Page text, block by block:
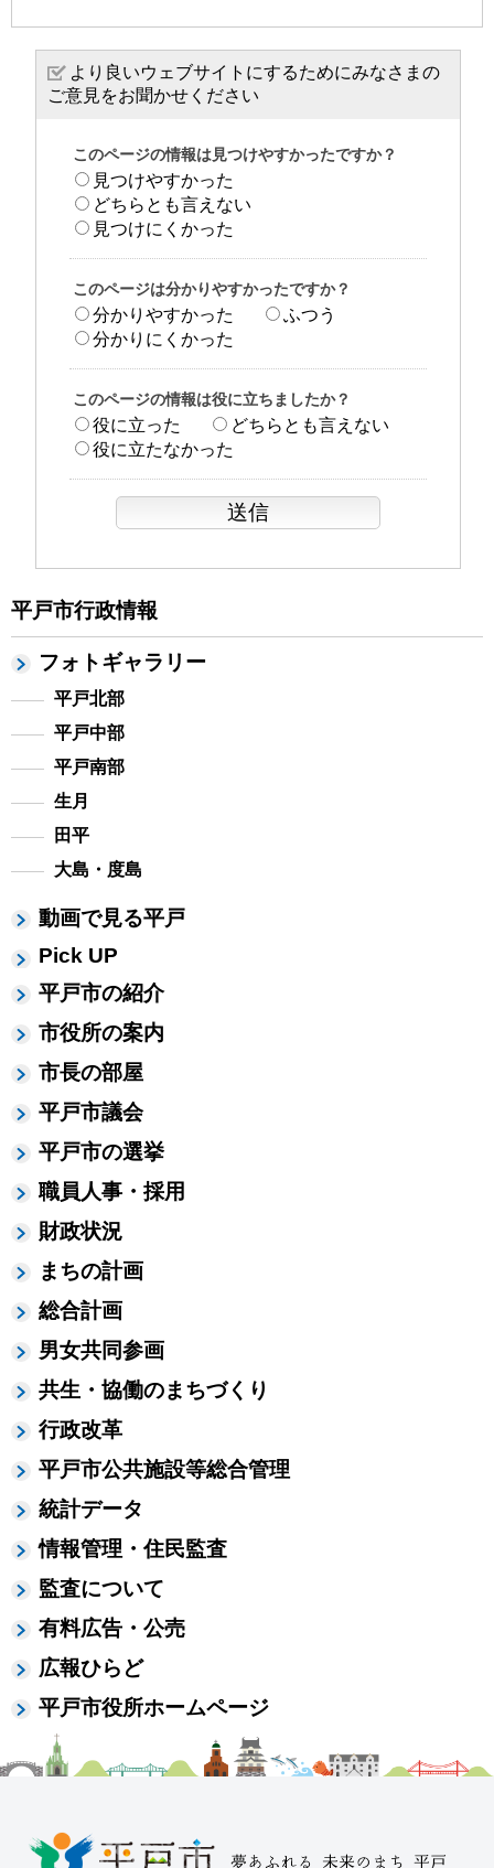
平戸市行政情報
フォトギャラリー
平戸北部
平戸中部
平戸南部
生月
田平
大島・度島
動画で見る平戸
Pick UP
平戸市の紹介
市役所の案内
市長の部屋
平戸市議会
平戸市の選挙
職員人事・採用
財政状況
まちの計画
総合計画
男女共同参画
共生・協働のまちづくり
行政改革
平戸市公共施設等総合管理
統計データ
情報管理・住民監査
監査について
有料広告・公売
広報ひらど
平戸市役所ホームページ
より良いウェブサイトにするためにみなさまの
ご意見をお聞かせください
このページの情報は見つけやすかったですか？
見つけやすかった
どちらとも言えない
見つけにくかった
このページは分かりやすかったですか？
分かりやすかった
ふつう
分かりにくかった
このページの情報は役に立ちましたか？
役に立った
どちらとも言えない
役に立たなかった